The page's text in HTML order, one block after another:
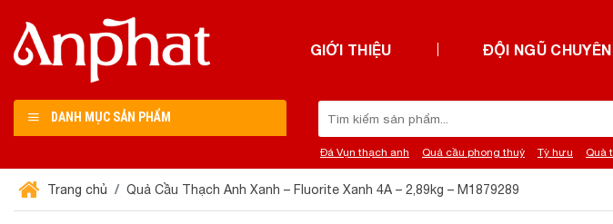
đến
nội
GIỚI THIỆU ĐỘI NGŨ
DANH MỤC SẢN PHẨM
kiếm:
Đá Vụn thạch anh Quả cầu phong thuỷ Tỳ hưu Quà
Trang chủ Quả Cầu Thạch Anh Xanh – Fluorite Xanh 4A – 2,89kg – M1879289